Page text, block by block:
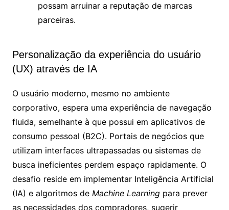
possam arruinar a reputação de marcas
parceiras.
Personalização da experiência do usuário
(UX) através de IA
O usuário moderno, mesmo no ambiente
corporativo, espera uma experiência de navegação
fluida, semelhante à que possui em aplicativos de
consumo pessoal (B2C). Portais de negócios que
utilizam interfaces ultrapassadas ou sistemas de
busca ineficientes perdem espaço rapidamente. O
desafio reside em implementar Inteligência Artificial
(IA) e algoritmos de Machine Learningpara prever
as necessidades dos compradores, sugerir